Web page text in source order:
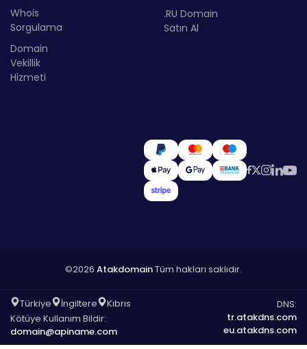
Whois
Sorgulama
Domain
Vekillik
Hizmeti
.RU Domain
Satın Al
©2026 AtakdomainTüm hakları saklıdır.
Türkiye İngiltere
Kıbrıs
Kötüye Kullanım Bildir:
domain@apiname.com
DNS:
tr.atakdns.com
eu.atakdns.com